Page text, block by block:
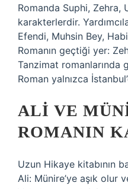
Romanda Suphi, Zehra,
karakterlerdir.
Efendi, Muhsin Bey,
Romanın geçtiği yer:
Tanzimat romanlarında
Roman yalnızca
ALI VE
ROMANIN
Uzun Hikaye kitabının
Ali: Münire’ye aşık olur